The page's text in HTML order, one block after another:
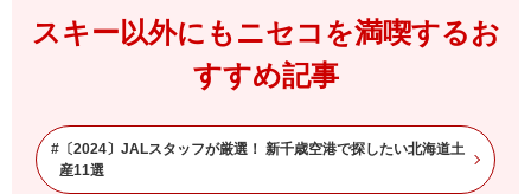
スキー以外にもニセコを満喫するお
すすめ記事
# 〔2024〕JALスタッフが厳選！ 新千歳空港で探したい北海道土
産11選